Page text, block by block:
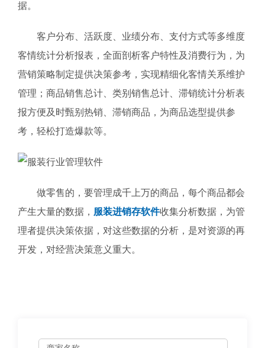
据。
客户分布、活跃度、业绩分布、支付方式等多维度
客情统计分析报表，全面剖析客户特性及消费行为，为
营销策略制定提供决策参考，实现精细化客情关系维护
管理；商品销售总计、类别销售总计、滞销统计分析表
报方便及时甄别热销、滞销商品，为商品选型提供参
考，轻松打造爆款等。
做零售的，要管理成千上万的商品，每个商品都会
产生大量的数据， 服装进销存软件收集分析数据，为管
理者提供决策依据，对这些数据的分析，是对资源的再
开发，对经营决策意义重大。